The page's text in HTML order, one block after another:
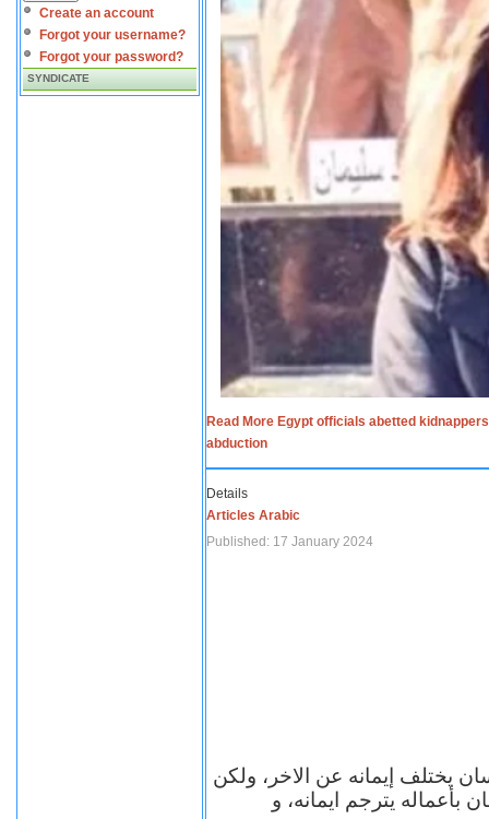
Create an account
Forgot your username?
Forgot your password?
SYNDICATE
Read More Egypt officials abetted
abduction
Details
Articles Arabic
Published: 17 January 2024
يختلف إيمانه عن الاخر، ولكن
بأعماله يترجم ايمانه، و